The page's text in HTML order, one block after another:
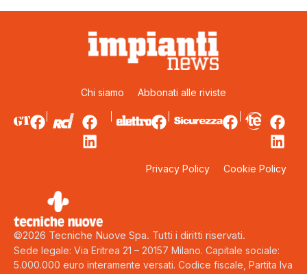
Chi siamo Abbonati alle riviste
Privacy Policy Cookie Policy
©2026 Tecniche Nuove Spa. Tutti i diritti riservati.
Sede legale: Via Eritrea 21 – 20157 Milano. Capitale sociale:
5.000.000 euro interamente versati. Codice fiscale, Partita Iva